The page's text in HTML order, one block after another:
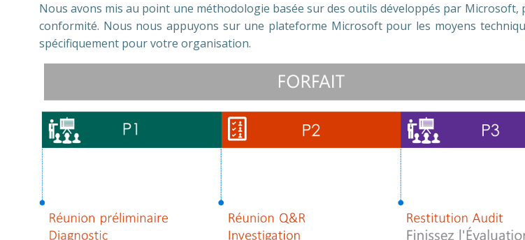
Nous avons mis au point une méthodologie basée sur des outils développés par
conformité. Nous nous appuyons sur une plateforme Microsoft pour les moyens
spécifiquement pour votre organisation.